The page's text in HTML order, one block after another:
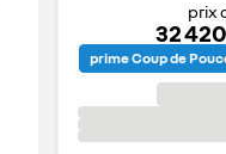
prix
32
prime Coup de